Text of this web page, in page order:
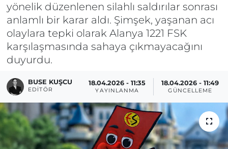
yönelik düzenlenen silahlı saldırılar sonrası
anlamlı bir karar aldı. Şimşek, yaşanan acı
olaylara tepki olarak Alanya 1221 FSK
karşılaşmasında sahaya çıkmayacağını
duyurdu.
BUSE KUŞCU
EDITÖR
18.04.2026 - 11:35
YAYINLANMA
18.04.2026 - 11:49
GÜNCELLEME